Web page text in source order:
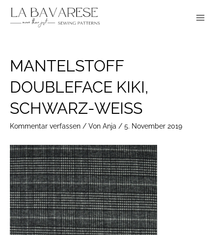
Inhalt
MANTELSTOFF
DOUBLEFACE KIKI,
SCHWARZ-WEISS
Kommentar verfassen / Von Anja / 5. November 2019
navigation